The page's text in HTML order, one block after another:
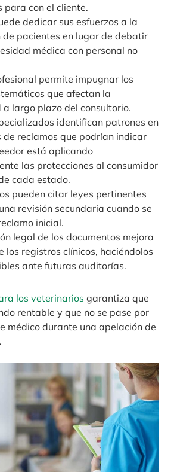
para con el cliente.
dedicar sus esfuerzos a la
de pacientes en lugar de debatir
médica con personal no
permite impugnar los
que afectan la
largo plazo del consultorio.
identifican patrones en
de reclamos que podrían indicar
está aplicando
las protecciones al consumidor
cada estado.
pueden citar leyes pertinentes
revisión secundaria cuando se
inicial.
legal de los documentos mejora
los registros clínicos, haciéndolos
ante futuras auditorías.
los veterinarios garantiza que
rentable y que no se pase por
médico durante una apelación de